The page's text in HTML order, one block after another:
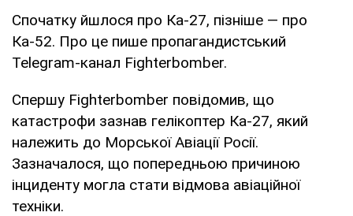
Спочатку йшлося про Ка-27, пізніше — про
Ка-52. Про це пише пропагандистський
Telegram-канал Fighterbomber.
Спершу Fighterbomber повідомив, що
катастрофи зазнав гелікоптер Ка-27, який
належить до Морської Авіації Росії.
Зазначалося, що попередньою причиною
інциденту могла стати відмова авіаційної
техніки.